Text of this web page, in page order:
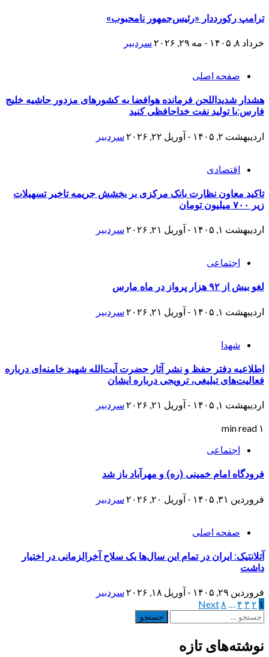
ترامپ رکورددار «رئیس‌جمهور نامحبوب»
خرداد ۸, ۱۴۰۵ - مه ۲۹, ۲۰۲۶ سردبیر
صفحه اصلی
هشدار شدیداللحن فرمانده هوافضا به کشورهای مزدور حاشیه خلیج
فارس:با تولید نفت خداحافظی کنید
اردیبهشت ۲, ۱۴۰۵ - آوریل ۲۲, ۲۰۲۶ سردبیر
اقتصادی
تاکید معاون نظارت بانک مرکزی بر بخشش جریمه تاخیر تسهیلات
زیر ۷۰۰ میلیون تومان
اردیبهشت ۱, ۱۴۰۵ - آوریل ۲۱, ۲۰۲۶ سردبیر
اجتماعی
لغو بیش از ۹۲ هزار پرواز در ماه مارس
اردیبهشت ۱, ۱۴۰۵ - آوریل ۲۱, ۲۰۲۶ سردبیر
شهدا
اطلاعیه دفتر حفظ و نشر آثار حضرت آیت‌الله شهید خامنه‌ای درباره
فعالیت‌های تبلیغی‌، ترویجی درباره ایشان
اردیبهشت ۱, ۱۴۰۵ - آوریل ۲۱, ۲۰۲۶ سردبیر
۱ min read
اجتماعی
فرودگاه امام خمینی (ره) و مهرآباد باز شد
فروردین ۳۱, ۱۴۰۵ - آوریل ۲۰, ۲۰۲۶ سردبیر
صفحه اصلی
آتلانتیک: ایران در تمام این سال‌ها یک سلاح آخرالزمانی در اختیار
داشت
فروردین ۲۹, ۱۴۰۵ - آوریل ۱۸, ۲۰۲۶ سردبیر
صفحه‌بندی
نوشته‌ها
۱ ۲۳ ۴ … ۸ Next
جستجو
نوشته‌های تازه